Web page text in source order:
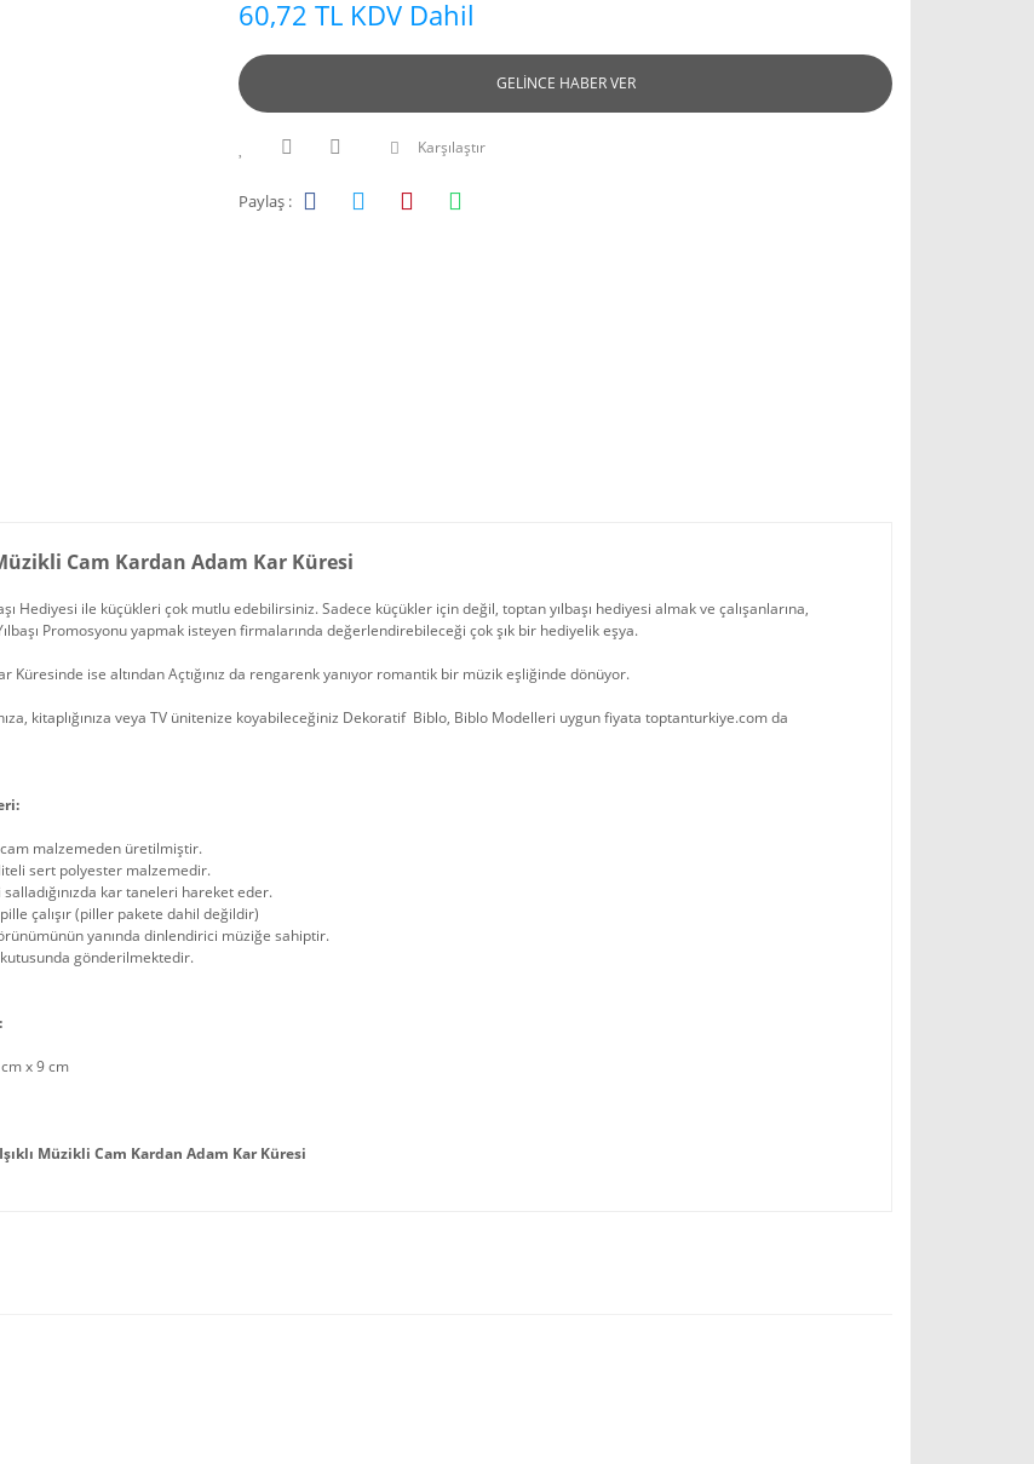
60,72 TL KDV Dahil
GELİNCE HABER VER
Karşılaştır
Paylaş :
Cam Kardan Adam Kar Küresi
Hediyesi ile küçükleri çok mutlu edebilirsiniz. Sadece küçükler için değil, toptan yılbaşı hediyesi almak ve çalışanlarına,
Promosyonu yapmak isteyen firmalarında değerlendirebileceği çok şık bir hediyelik eşya.
Küresinde ise altından Açtığınız da rengarenk yanıyor romantik bir müzik eşliğinde dönüyor.
kitaplığınıza veya TV ünitenize koyabileceğiniz Dekoratif Biblo, Biblo Modelleri uygun fiyata toptanturkiye.com da
cam malzemeden üretilmiştir.
sert polyester malzemedir.
kar taneleri hareket eder.
çalışır (piller pakete dahil değildir)
yanında dinlendirici müziğe sahiptir.
gönderilmektedir.
x 9 cm
Müzikli Cam Kardan Adam Kar Küresi